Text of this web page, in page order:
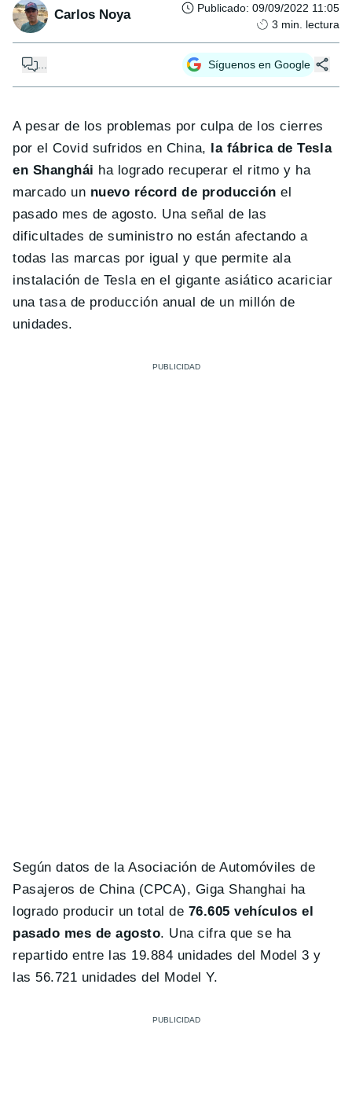
Carlos Noya Publicado: 09/09/2022 11:05
3 min. lectura
Síguenos en Google
A pesar de los problemas por culpa de los cierres
por el Covid sufridos en China, la fábrica de Tesla
en Shanghái ha logrado recuperar el ritmo y ha
marcado un nuevo récord de producción el
pasado mes de agosto. Una señal de las
dificultades de suministro no están afectando a
todas las marcas por igual y que permite ala
instalación de Tesla en el gigante asiático acariciar
una tasa de producción anual de un millón de
unidades.
Según datos de la Asociación de Automóviles de
Pasajeros de China (CPCA), Giga Shanghai ha
logrado producir un total de 76.605 vehículos el
pasado mes de agosto. Una cifra que se ha
repartido entre las 19.884 unidades del Model 3 y
las 56.721 unidades del Model Y.